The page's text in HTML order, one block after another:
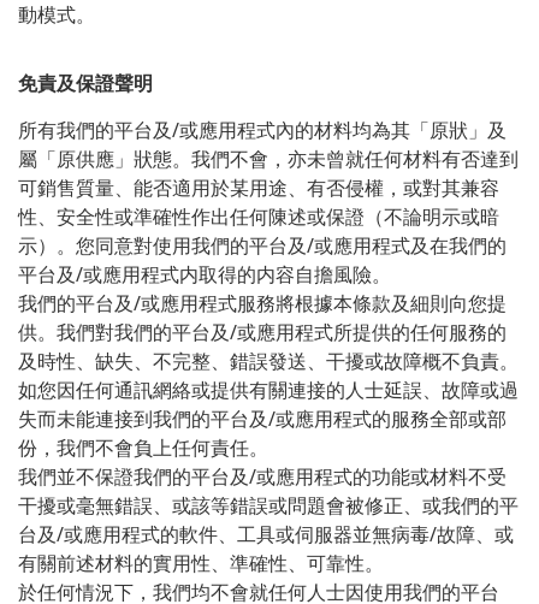
動模式。
免責及保證聲明
所有我們的平台及/或應用程式內的材料均為其「原狀」及
屬「原供應」狀態。我們不會，亦未曾就任何材料有否達到
可銷售質量、能否適用於某用途、有否侵權，或對其兼容
性、安全性或準確性作出任何陳述或保證（不論明示或暗
示）。您同意對使用我們的平台及/或應用程式及在我們的
平台及/或應用程式内取得的内容自擔風險。
我們的平台及/或應用程式服務將根據本條款及細則向您提
供。我們對我們的平台及/或應用程式所提供的任何服務的
及時性、缺失、不完整、錯誤發送、干擾或故障概不負責。
如您因任何通訊網絡或提供有關連接的人士延誤、故障或過
失而未能連接到我們的平台及/或應用程式的服務全部或部
份，我們不會負上任何責任。
我們並不保證我們的平台及/或應用程式的功能或材料不受
干擾或毫無錯誤、或該等錯誤或問題會被修正、或我們的平
台及/或應用程式的軟件、工具或伺服器並無病毒/故障、或
有關前述材料的實用性、準確性、可靠性。
於任何情況下，我們均不會就任何人士因使用我們的平台